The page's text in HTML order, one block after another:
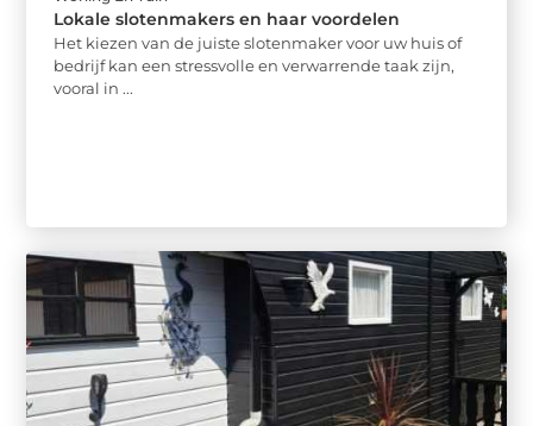
Lokale slotenmakers en haar voordelen
Het kiezen van de juiste slotenmaker voor uw huis of
bedrijf kan een stressvolle en verwarrende taak zijn,
vooral in ...